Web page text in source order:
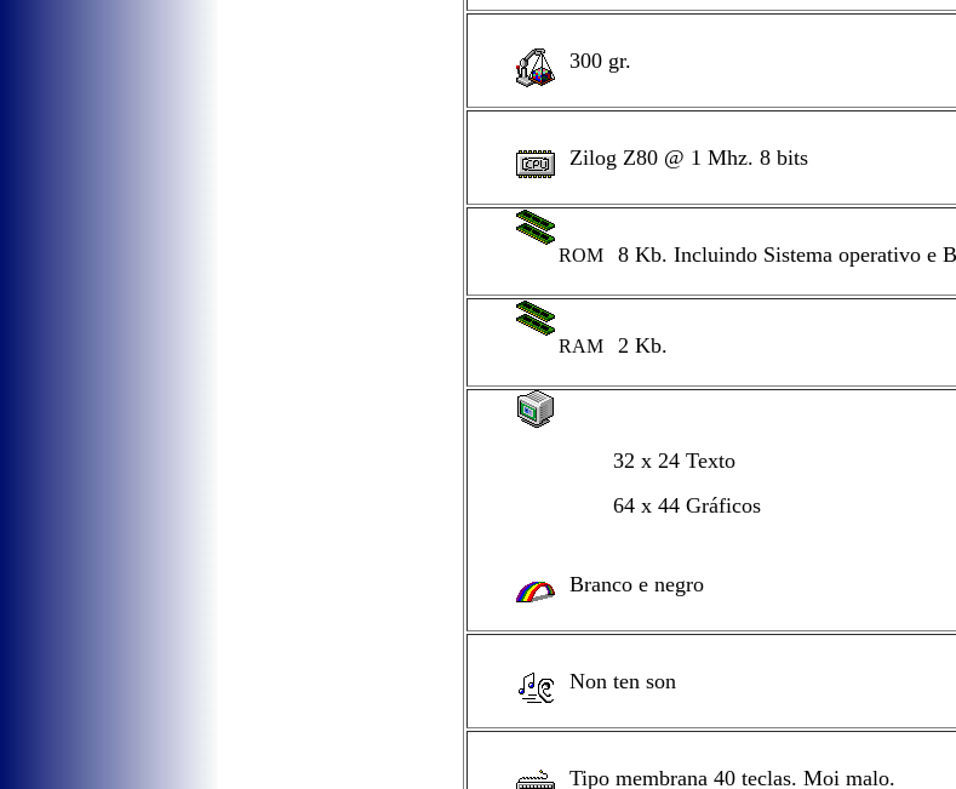
300 gr.
Zilog Z80 @ 1 Mhz. 8 bits
ROM 8 Kb. Incluindo Sistema operativo e
RAM 2 Kb.
32 x 24 Texto
64 x 44 Gráficos
Branco e negro
Non ten son
Tipo membrana 40 teclas. Moi malo.